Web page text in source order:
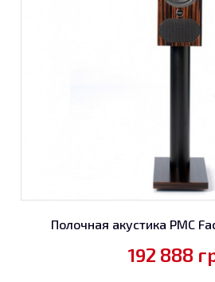
Полочная акустика PMC
192 888